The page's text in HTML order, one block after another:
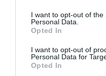
I want to opt-out of the
Personal Data.
Opted In
I want to opt-out of
Personal Data for
Opted In
în care am realizat că
m-am săturat să mă uit
minunată lumea, am